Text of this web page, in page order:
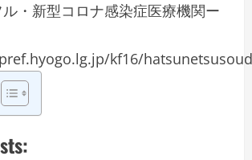
・新型コロナ感染症医療機関ー
kf16/